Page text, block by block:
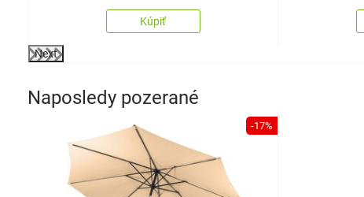
Kúpiť
Next
Naposledy pozerané
-17%